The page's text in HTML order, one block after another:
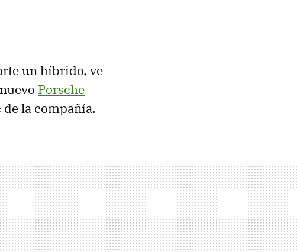
un híbrido, ve
Porsche
de la compañía.